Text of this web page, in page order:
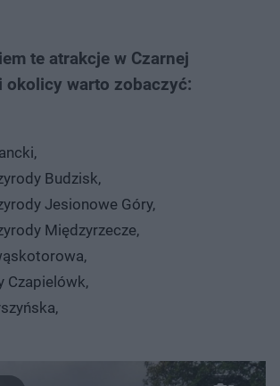
te atrakcje w Czarnej
okolicy warto zobaczyć:
Budzisk,
Jesionowe Góry,
Międzyrzecze,
Czapielówk,